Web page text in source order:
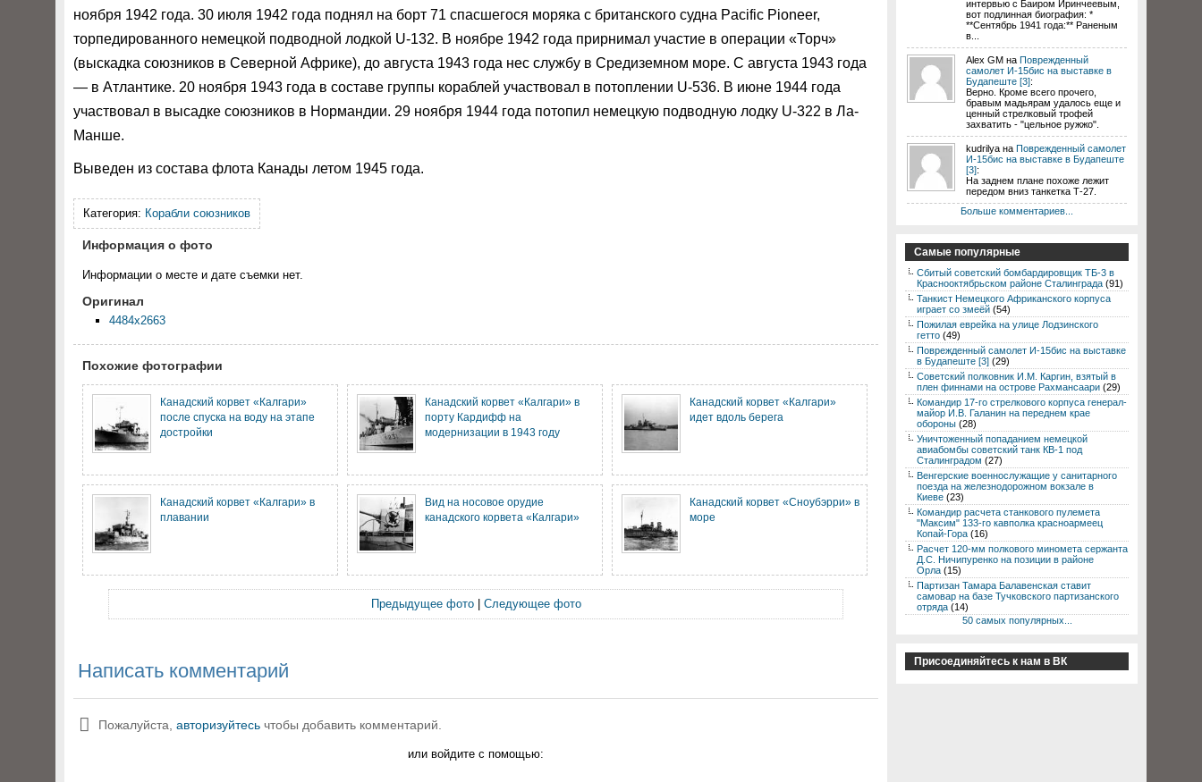
ноября 1942 года. 30 июля 1942 года поднял на борт 71 спасшегося моряка с британского судна Pacific Pioneer,
торпедированного немецкой подводной лодкой U-132. В ноябре 1942 года прирнимал участие в операции «Торч»
(выскадка союзников в Северной Африке), до августа 1943 года нес службу в Средиземном море. С августа 1943 года
— в Атлантике. 20 ноября 1943 года в составе группы кораблей участвовал в потоплении U-536. В июне 1944 года
участвовал в высадке союзников в Нормандии. 29 ноября 1944 года потопил немецкую подводную лодку U-322 в Ла-
Манше.
Выведен из состава флота Канады летом 1945 года.
Категория: Корабли союзников
Информация о фото
Информации о месте и дате съемки нет.
Оригинал
4484x2663
Похожие фотографии
Канадский корвет «Калгари»
после спуска на воду на этапе
достройки
Канадский корвет «Калгари» в
порту Кардифф на
модернизации в 1943 году
Канадский корвет «Калгари»
идет вдоль берега
Канадский корвет «Калгари» в
плавании
Вид на носовое орудие
канадского корвета «Калгари»
Канадский корвет «Сноубэрри» в
море
Предыдущее фото| Следующее фото
Написать комментарий
Пожалуйста, авторизуйтесь чтобы добавить комментарий.
или войдите с помощью:
интервью с Баиром Иринчеевым,
вот подлинная биография: *
**Сентябрь 1941 года:** Раненым
в...
Alex GM на Поврежденный
самолет И-15бис на выставке в
Будапеште [3]:
Верно. Кроме всего прочего,
бравым мадьярам удалось еще и
ценный стрелковый трофей
захватить - "цельное ружжо".
kudrilya на Поврежденный самолет
И-15бис на выставке в Будапеште
[3]:
На заднем плане похоже лежит
передом вниз танкетка Т-27.
Больше комментариев...
Самые популярные
Сбитый советский бомбардировщик ТБ-3 в
Краснооктябрьском районе Сталинграда (91)
Танкист Немецкого Африканского корпуса
играет со змеёй (54)
Пожилая еврейка на улице Лодзинского
гетто (49)
Поврежденный самолет И-15бис на выставке
в Будапеште [3] (29)
Советский полковник И.М. Каргин, взятый в
плен финнами на острове Рахмансаари (29)
Командир 17-го стрелкового корпуса генерал-
майор И.В. Галанин на переднем крае
обороны (28)
Уничтоженный попаданием немецкой
авиабомбы советский танк КВ-1 под
Сталинградом (27)
Венгерские военнослужащие у санитарного
поезда на железнодорожном вокзале в
Киеве (23)
Командир расчета станкового пулемета
"Максим" 133-го кавполка красноармеец
Копай-Гора (16)
Расчет 120-мм полкового миномета сержанта
Д.С. Ничипуренко на позиции в районе
Орла (15)
Партизан Тамара Балавенская ставит
самовар на базе Тучковского партизанского
отряда (14)
50 самых популярных...
Присоединяйтесь к нам в ВК